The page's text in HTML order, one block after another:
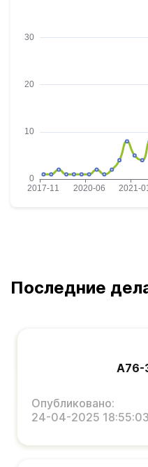
Последние
А76-
Опубликовано:
24-04-2025 18:55:03